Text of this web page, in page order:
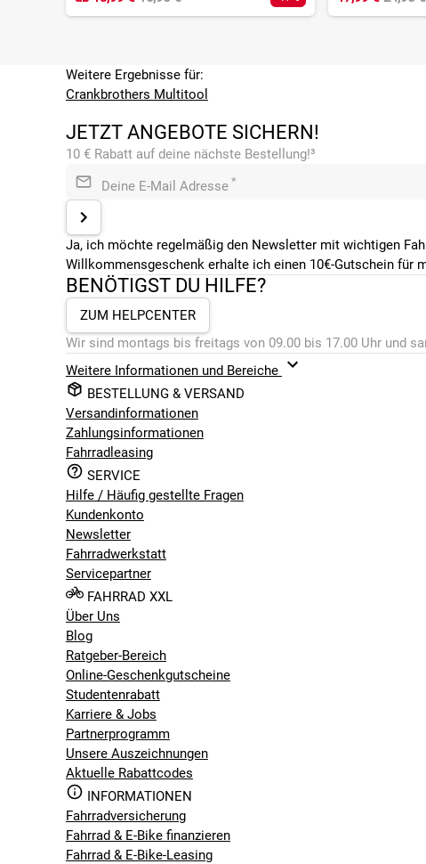
Weitere Ergebnisse für:
Crankbrothers Multitool
JETZT ANGEBOTE SICHERN!
10 € Rabatt auf deine nächste Bestellung!³
Deine E-Mail Adresse *
Ja, ich möchte regelmäßig den Newsletter mit wichtigen
Willkommensgeschenk erhalte ich einen 10€-Gutschein für
BENÖTIGST DU HILFE?
ZUM HELPCENTER
Wir sind montags bis freitags von 09.00 bis 17.00 Uhr und
Weitere Informationen und Bereiche
BESTELLUNG & VERSAND
Versandinformationen
Zahlungsinformationen
Fahrradleasing
SERVICE
Hilfe / Häufig gestellte Fragen
Kundenkonto
Newsletter
Fahrradwerkstatt
Servicepartner
FAHRRAD XXL
Über Uns
Blog
Ratgeber-Bereich
Online-Geschenkgutscheine
Studentenrabatt
Karriere & Jobs
Partnerprogramm
Unsere Auszeichnungen
Aktuelle Rabattcodes
INFORMATIONEN
Fahrradversicherung
Fahrrad & E-Bike finanzieren
Fahrrad & E-Bike-Leasing